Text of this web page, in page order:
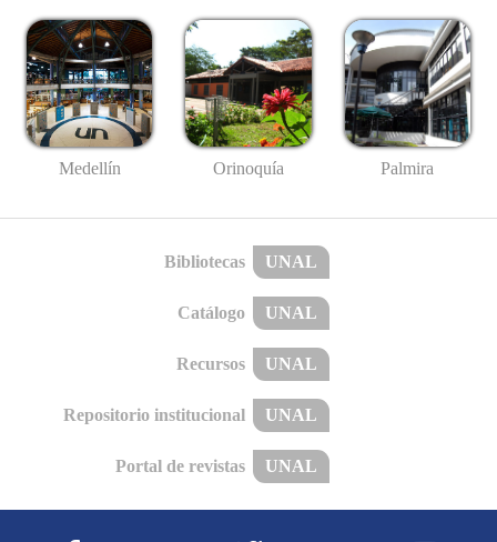
Medellín Orinoquía Palmira
Bibliotecas UNAL
Catálogo UNAL
Recursos UNAL
Repositorio institucional UNAL
Portal de revistas UNAL